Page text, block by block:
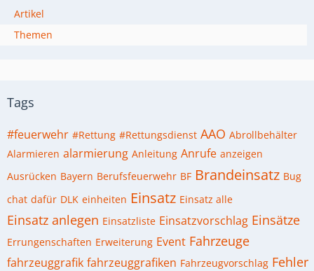
Artikel
Themen
Tags
#feuerwehr #Rettung #Rettungsdienst AAO Abrollbehälter
Alarmieren alarmierung Anleitung Anrufe anzeigen
Ausrücken Bayern Berufsfeuerwehr BF Brandeinsatz Bug
chat dafür DLK einheiten Einsatz Einsatz alle
Einsatz anlegen Einsatzliste Einsatzvorschlag Einsätze
Errungenschaften Erweiterung Event Fahrzeuge
fahrzeuggrafik fahrzeuggrafiken Fahrzeugvorschlag Fehler